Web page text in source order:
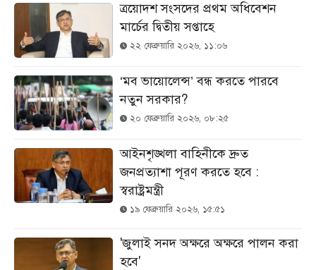
ত্রয়োদশ সংসদের প্রথম অধিবেশন
মার্চের দ্বিতীয় সপ্তাহে
২২ ফেব্রুয়ারি ২০২৬, ১১:০৬
‘মব ভায়োলেন্স’ বন্ধ করতে পারবে
নতুন সরকার?
২০ ফেব্রুয়ারি ২০২৬, ০৮:২৫
আইনশৃঙ্খলা বাহিনীকে দ্রুত
জনপ্রত্যাশা পূরণ করতে হবে :
স্বরাষ্ট্রমন্ত্রী
১৯ ফেব্রুয়ারি ২০২৬, ১৫:৫১
'জুলাই সনদ অক্ষরে অক্ষরে পালন করা
হবে'